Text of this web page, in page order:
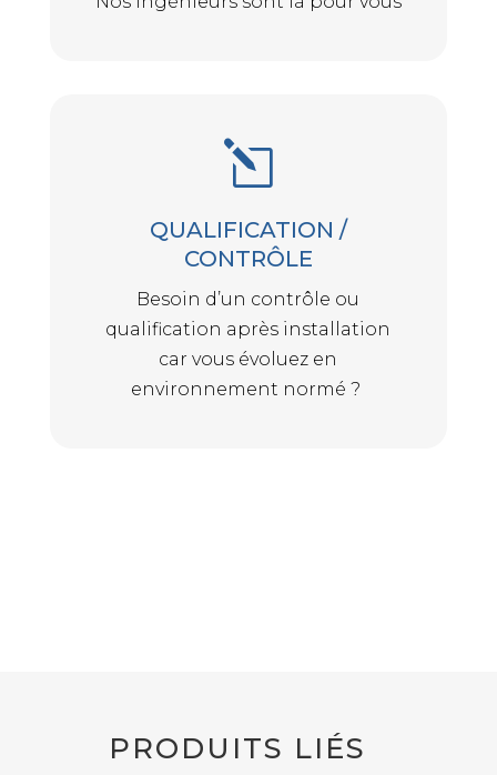
l
QUALIFICATION /
CONTRÔLE
Besoin d’un contrôle ou
qualification après installation
car vous évoluez en
environnement normé ?
PRODUITS LIÉS